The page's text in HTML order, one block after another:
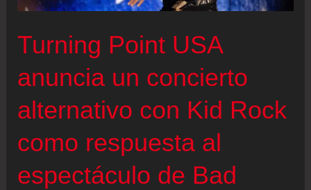
Villa’s
Tacos
el
Super
Turning Point USA
anuncia un concierto
alternativo con Kid Rock
como respuesta al
espectáculo de Bad